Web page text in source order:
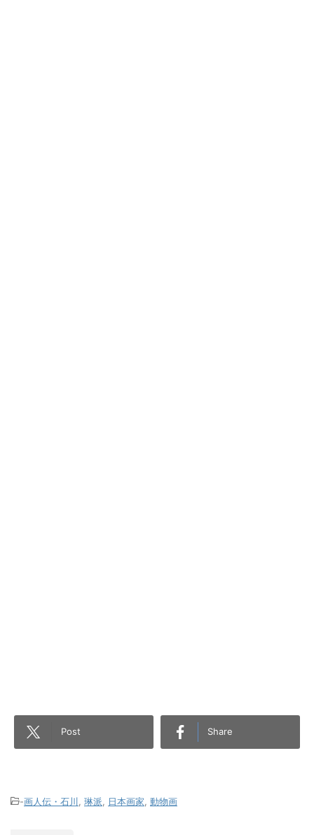
Post Share
-画人伝・石川, 琳派, 日本画家, 動物画